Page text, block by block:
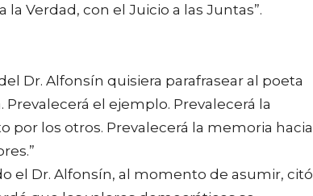
Verdad, con el Juicio a las Juntas”.
Dr. Alfonsín quisiera parafrasear al poeta
el ejemplo. Prevalecerá la
por los otros. Prevalecerá la memoria hacia
el Dr. Alfonsín, al momento de asumir, citó